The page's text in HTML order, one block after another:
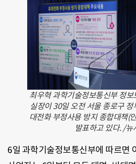
최우혁 과학기술정보통신부 정
실장이 30일 오전 서울 종로구
대전화 부정사용 방지 종합대책(
발표하고 있다. /뉴
6일 과학기술정보통신부에 따르면